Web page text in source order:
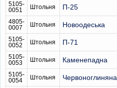
5105-
0051
Штольня П-25
4805-
0007
Штольня Новоодеська
5105-
0052
Штольня П-71
5105-
0053
Штольня Каменепадна
5105-
0054
Штольня Червоноглиняна